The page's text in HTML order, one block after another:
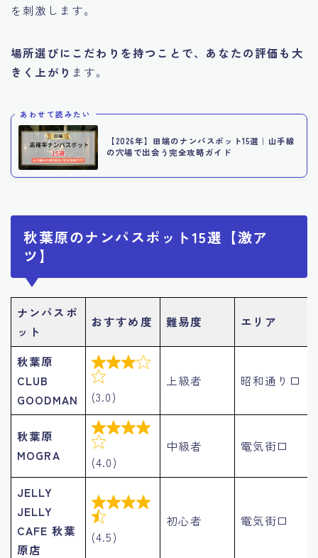
を刺激します。
場所選びにこだわりを持つことで、あなたの評価も大
きく上がり ます。
あわせて読みたい
【2026年】田端のナンパスポット15選｜山手線
の穴場で出会う完全攻略ガイド
秋葉原のナンパスポット15選【激ア
ツ】
ナンパスポ
ット
おすすめ度 難易度 エリア
秋葉原
CLUB
GOODMAN


(3.0)
上級者 昭和通り口
秋葉原
MOGRA


(4.0)
中級者 電気街口
JELLY
JELLY
CAFE 秋葉
原店


(4.5)
初心者 電気街口